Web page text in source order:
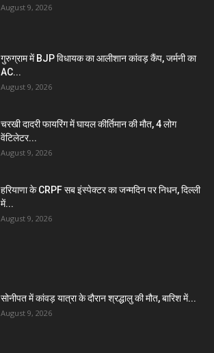
August 9, 2026
गुरुग्राम में BJP विधायक का आलीशान कांवड़ कैंप, जर्मनी का
AC...
August 9, 2026
चरखी दादरी फायरिंग में घायल कीर्तिमान की मौत, 4 लोग
वेंटिलेटर...
August 9, 2026
हरियाणा के CRPF सब इंस्पेक्टर का जन्मदिन पर निधन, दिल्ली
में...
August 9, 2026
सोनीपत में कांवड़ यात्रा के दौरान श्रद्धालु की मौत, बारिश में...
August 9, 2026